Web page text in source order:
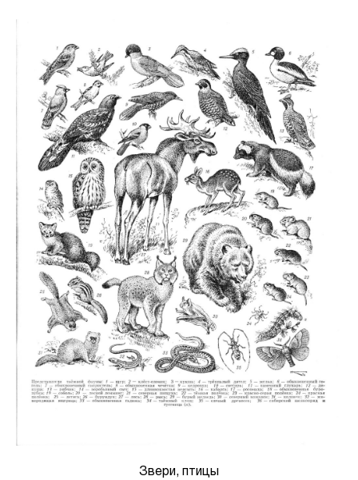
Звери, птицы